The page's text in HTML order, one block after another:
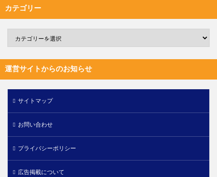
カテゴリー
運営サイトからのお知らせ
サイトマップ
お問い合わせ
プライバシーポリシー
広告掲載について